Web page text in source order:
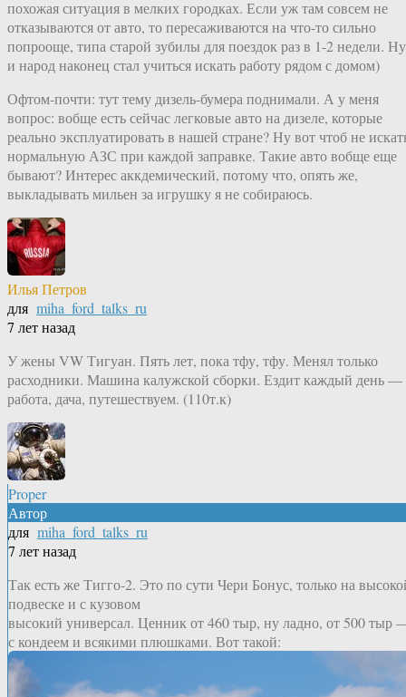
похожая ситуация в мелких городках. Если уж там совсем не
отказываются от авто, то пересаживаются на что-то сильно
попрооще, типа старой зубилы для поездок раз в 1-2 недели. Ну
и народ наконец стал учиться искать работу рядом с домом)
Офтом-почти: тут тему дизель-бумера поднимали. А у меня
вопрос: вобще есть сейчас легковые авто на дизеле, которые
реально эксплуатировать в нашей стране? Ну вот чтоб не
нормальную АЗС при каждой заправке. Такие авто вобще еще
бывают? Интерес аккдемический, потому что, опять же,
выкладывать мильен за игрушку я не собираюсь.
Илья Петров
для miha_ford_talks_ru
7 лет назад
У жены VW Тигуан. Пять лет, пока тфу, тфу. Менял только
расходники. Машина калужской сборки. Ездит каждый день —
работа, дача, путешествуем. (110т.к)
Proper
Автор
для miha_ford_talks_ru
7 лет назад
Так есть же Тигго-2. Это по сути Чери Бонус, только на
подвеске и с кузовом
высокий универсал. Ценник от 460 тыр, ну ладно, от 500 тыр
с кондеем и всякими плюшками. Вот такой: